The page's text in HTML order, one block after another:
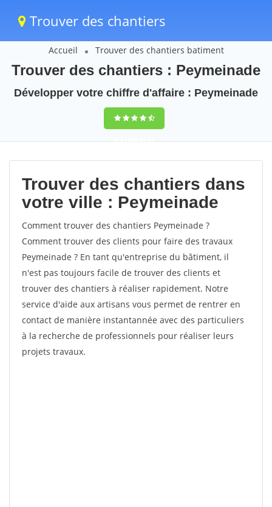
Trouver des chantiers
Accueil Trouver des chantiers batiment
Trouver des chantiers : Peymeinade
Développer votre chiffre d'affaire : Peymeinade
9,5(100%)51
votes
Trouver des chantiers dans
votre ville : Peymeinade
Comment trouver des chantiers Peymeinade ?
Comment trouver des clients pour faire des travaux
Peymeinade ? En tant qu'entreprise du bâtiment, il
n'est pas toujours facile de trouver des clients et
trouver des chantiers à réaliser rapidement. Notre
service d'aide aux artisans vous permet de rentrer en
contact de manière instantannée avec des particuliers
à la recherche de professionnels pour réaliser leurs
projets travaux.